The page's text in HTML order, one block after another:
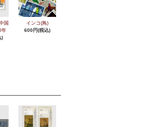
国
年
)
インコ(鳥)
600円(税込)